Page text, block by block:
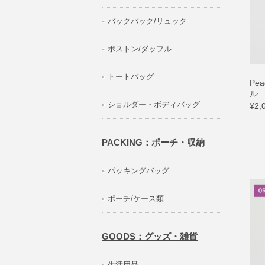
バックパック/リュック
ボストン/ダッフル
トートバッグ
ショルダー・ボディバッグ
PACKING：ポーチ・収納
パッキングバッグ
ポーチ/ケース類
GOODS：グッズ・雑貨
ル